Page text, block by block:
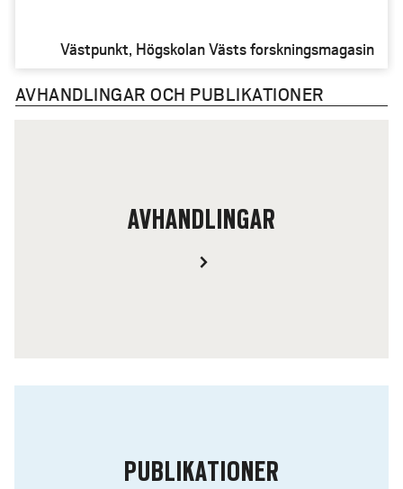
Västpunkt, Högskolan Västs forskningsmagasin
AVHANDLINGAR OCH PUBLIKATIONER
AVHANDLINGAR
PUBLIKATIONER